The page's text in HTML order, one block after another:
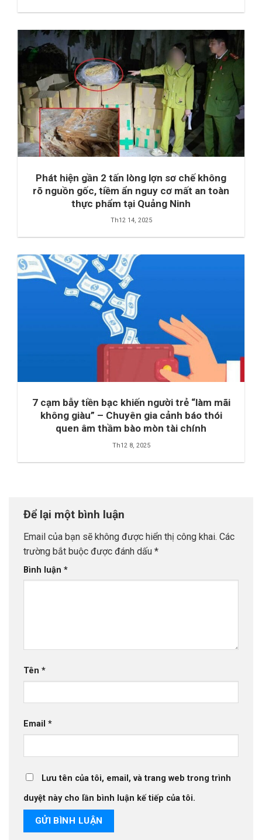
Phát hiện gần 2 tấn lòng lợn sơ chế không
rõ nguồn gốc, tiềm ẩn nguy cơ mất an toàn
thực phẩm tại Quảng Ninh
Th12 14, 2025
7 cạm bẫy tiền bạc khiến người trẻ “làm mãi
không giàu” – Chuyên gia cảnh báo thói
quen âm thầm bào mòn tài chính
Th12 8, 2025
Để lại một bình luận
Email của bạn sẽ không được hiển thị công khai. Các
trường bắt buộc được đánh dấu *
Bình luận *
Tên *
Email *
Lưu tên của tôi, email, và trang web trong trình
duyệt này cho lần bình luận kế tiếp của tôi.